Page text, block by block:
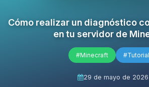
Cómo realizar un diagnóstico
en tu servidor de
#Minecraft #Tutorial
29 de mayo de 2026